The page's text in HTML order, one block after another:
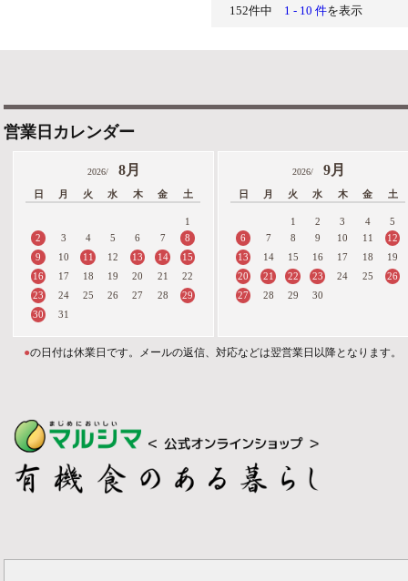
152件中 1 - 10 件を表示
営業日カレンダー
2026/ 8月
日 月 火 水 木 金 土
1
2
3 4 5 6 7
8
9
10 11 12 13 14
15
16
17 18 19 20 21
22
23
24 25 26 27 28
29
30
31
2026/ 9月
日 月 火 水 木 金 土
1 2 3 4
5
6
7 8 9 10 11
12
13
14 15 16 17 18
19
20
21 22 23 24 25
26
27
28 29 30
●の日付は休業日です。メールの返信、対応などは翌営業日以降となります。